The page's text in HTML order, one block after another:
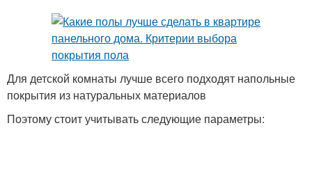
Для детской комнаты лучше всего подходят напольные
покрытия из натуральных материалов
Поэтому стоит учитывать следующие параметры: